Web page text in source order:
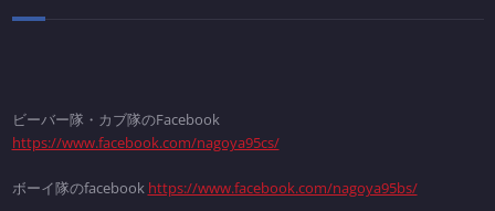
ビーバー隊・カブ隊のFacebook
https://www.facebook.com/nagoya95cs/
ボーイ隊のfacebook https://www.facebook.com/nagoya95bs/